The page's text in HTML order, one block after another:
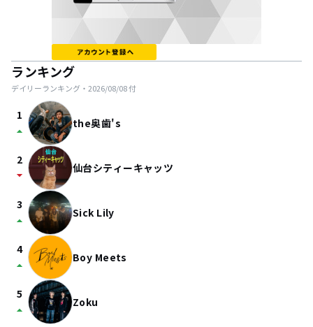
ランキング
デイリーランキング・ 2026/08/08付
1
arrow_drop_up the奥歯's
2
arrow_drop_down 仙台シティーキャッツ
3
arrow_drop_up Sick Lily
4
arrow_drop_up Boy Meets
5
arrow_drop_up Zoku